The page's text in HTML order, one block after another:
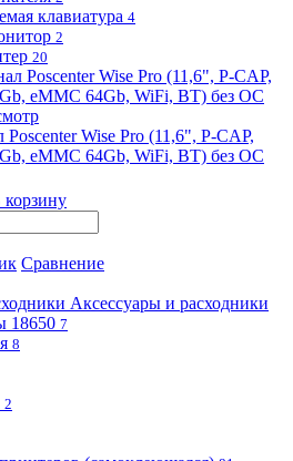
клавиатура 4
2
20
Poscenter Wise Pro (11,6", P-CAP,
eMMC 64Gb, WiFi, BT) без ОС
Сравнение
Аксессуары и расходники
18650 7
8
2